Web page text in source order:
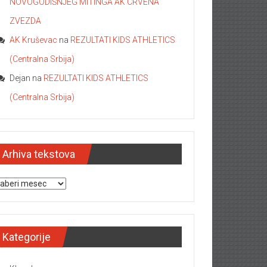
NOVOGODIŠNJEG MITINGA AK CRVENA
ZVEZDA
AK Kruševac na REZULTATI KIDS ATHLETICS
(Centralna Srbija)
Dejan na REZULTATI KIDS ATHLETICS
(Centralna Srbija)
Arhiva tekstova
tekstova
Kategorije